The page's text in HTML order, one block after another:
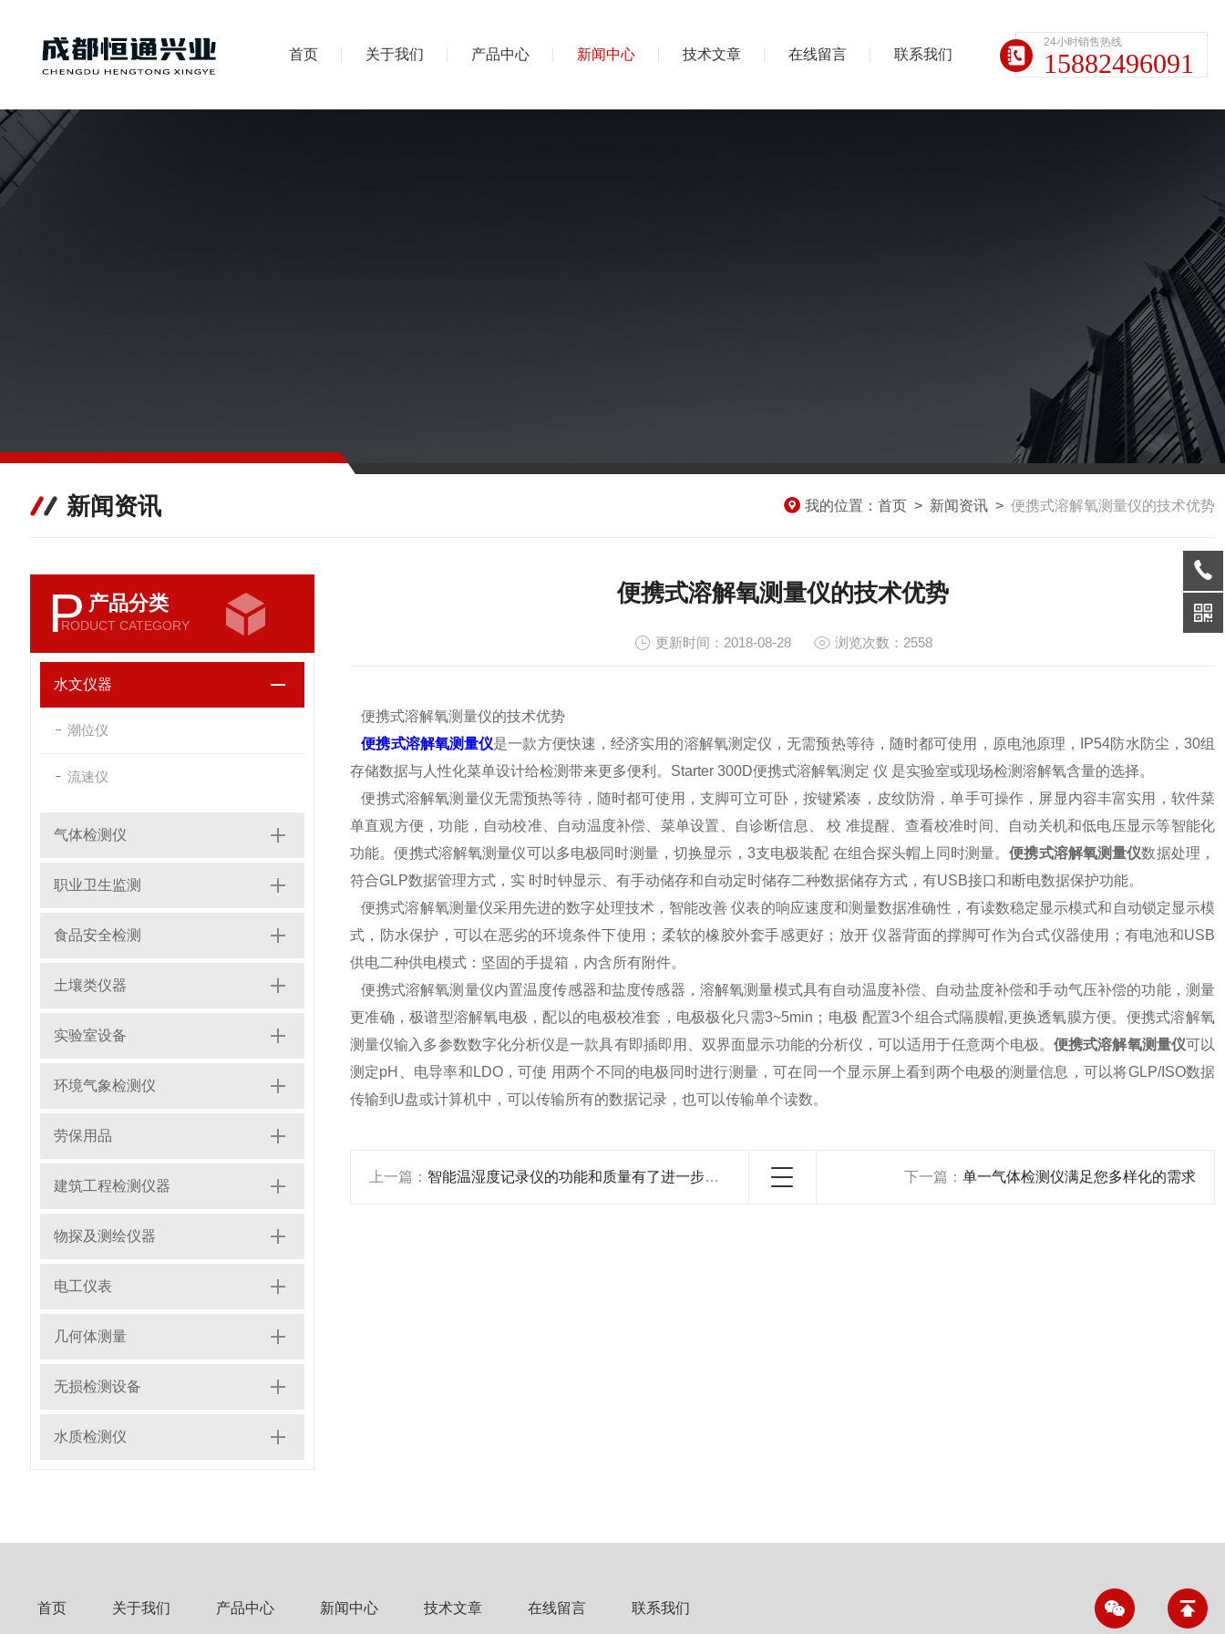
首页 关于我们 产品中心 新闻中心 技术文章 在线留言 联系我们
24小时销售热线
15882496091
新闻资讯 我的位置： 首页 > 新闻资讯 > 便携式溶解氧测量仪的技术优势
P 产品分类
RODUCT CATEGORY
水文仪器
潮位仪
流速仪
气体检测仪
职业卫生监测
食品安全检测
土壤类仪器
实验室设备
环境气象检测仪
劳保用品
建筑工程检测仪器
物探及测绘仪器
电工仪表
几何体测量
无损检测设备
水质检测仪
便携式溶解氧测量仪的技术优势
更新时间：2018-08-28 浏览次数：2558
便携式溶解氧测量仪的技术优势
便携式溶解氧测量仪是一款方便快速，经济实用的溶解氧测定仪，无需预热等待，随时都可使用，原电池原理，IP54防水防尘，30组
存储数据与人性化菜单设计给检测带来更多便利。Starter 300D便携式溶解氧测定 仪 是实验室或现场检测溶解氧含量的选择。
便携式溶解氧测量仪无需预热等待，随时都可使用，支脚可立可卧，按键紧凑，皮纹防滑，单手可操作，屏显内容丰富实用，软件菜
单直观方便，功能，自动校准、自动温度补偿、菜单设置、自诊断信息、 校 准提醒、查看校准时间、自动关机和低电压显示等智能化
功能。便携式溶解氧测量仪可以多电极同时测量，切换显示，3支电极装配 在组合探头帽上同时测量。便携式溶解氧测量仪数据处理，
符合GLP数据管理方式，实 时时钟显示、有手动储存和自动定时储存二种数据储存方式，有USB接口和断电数据保护功能。
便携式溶解氧测量仪采用先进的数字处理技术，智能改善 仪表的响应速度和测量数据准确性，有读数稳定显示模式和自动锁定显示模
式，防水保护，可以在恶劣的环境条件下使用；柔软的橡胶外套手感更好；放开 仪器背面的撑脚可作为台式仪器使用；有电池和USB
供电二种供电模式：坚固的手提箱，内含所有附件。
便携式溶解氧测量仪内置温度传感器和盐度传感器，溶解氧测量模式具有自动温度补偿、自动盐度补偿和手动气压补偿的功能，测量
更准确，极谱型溶解氧电极，配以的电极校准套，电极极化只需3~5min；电极 配置3个组合式隔膜帽,更换透氧膜方便。便携式溶解氧
测量仪输入多参数数字化分析仪是一款具有即插即用、双界面显示功能的分析仪，可以适用于任意两个电极。便携式溶解氧测量仪可以
测定pH、电导率和LDO，可使 用两个不同的电极同时进行测量，可在同一个显示屏上看到两个电极的测量信息，可以将GLP/ISO数据
传输到U盘或计算机中，可以传输所有的数据记录，也可以传输单个读数。
上一篇： 智能温湿度记录仪的功能和质量有了进一步的提升 下一篇： 单一气体检测仪满足您多样化的需求
首页 关于我们 产品中心 新闻中心 技术文章 在线留言 联系我们